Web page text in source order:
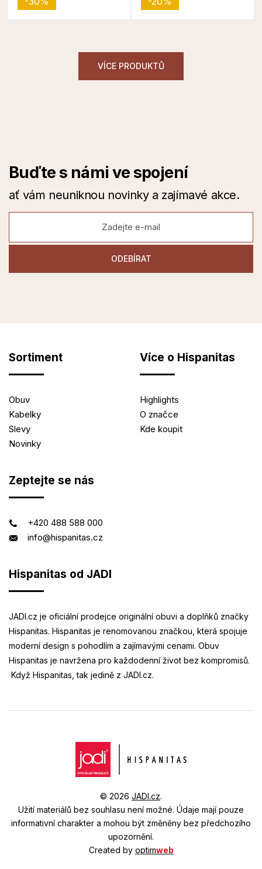
VÍCE PRODUKTŮ
Buďte s námi ve spojení
ať vám neuniknou novinky a zajímavé akce.
Sortiment
Obuv
Kabelky
Slevy
Novinky
Více o Hispanitas
Highlights
O značce
Kde koupit
Zeptejte se nás
+420 488 588 000
info@hispanitas.cz
Hispanitas od JADI
JADI.cz je oficiální prodejce originální obuvi a doplňků značky
Hispanitas. Hispanitas je renomovanou značkou, která spojuje
moderní design s pohodlím a zajímavými cenami. Obuv
Hispanitas je navržena pro každodenní život bez kompromisů.
Když Hispanitas, tak jedině z JADI.cz.
© 2026 JADI.cz.
Užití materiálů bez souhlasu není možné. Údaje mají pouze
informativní charakter a mohou být změněny bez předchozího
upozornění.
Created by optimweb